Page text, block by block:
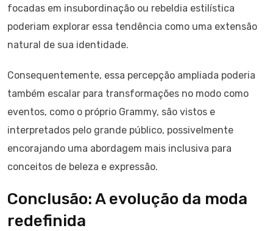
focadas em insubordinação ou rebeldia estilística
poderiam explorar essa tendência como uma extensão
natural de sua identidade.
Consequentemente, essa percepção ampliada poderia
também escalar para transformações no modo como
eventos, como o próprio Grammy, são vistos e
interpretados pelo grande público, possivelmente
encorajando uma abordagem mais inclusiva para
conceitos de beleza e expressão.
Conclusão: A evolução da moda
redefinida